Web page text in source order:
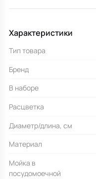
Характеристики
Тип товара
Бренд
В наборе
Расцветка
Диаметр/длина, см
Материал
Мойка в
посудомоечной